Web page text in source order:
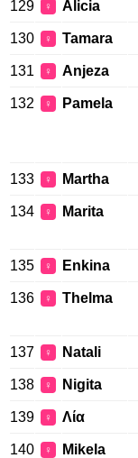
129 ♀ Alicia
130 ♀ Tamara
131 ♀ Anjeza
132 ♀ Pamela
133 ♀ Martha
134 ♀ Marita
135 ♀ Enkina
136 ♀ Thelma
137 ♀ Natali
138 ♀ Nigita
139 ♀ Λία
140 ♀ Mikela